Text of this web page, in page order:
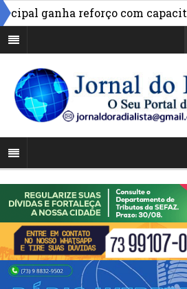
ganha reforço com capacitação